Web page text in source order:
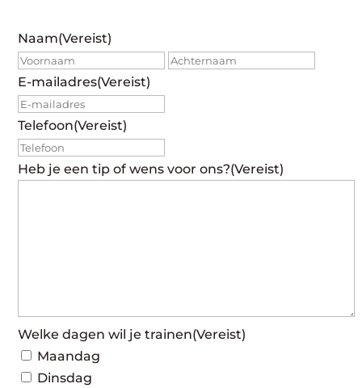
Naam(Vereist)
Voornaam
E-mailadres(Vereist)
Telefoon(Vereist)
Heb je een tip of wens voor ons?(Vereist)
Welke dagen wil je trainen(Vereist)
Maandag
Dinsdag